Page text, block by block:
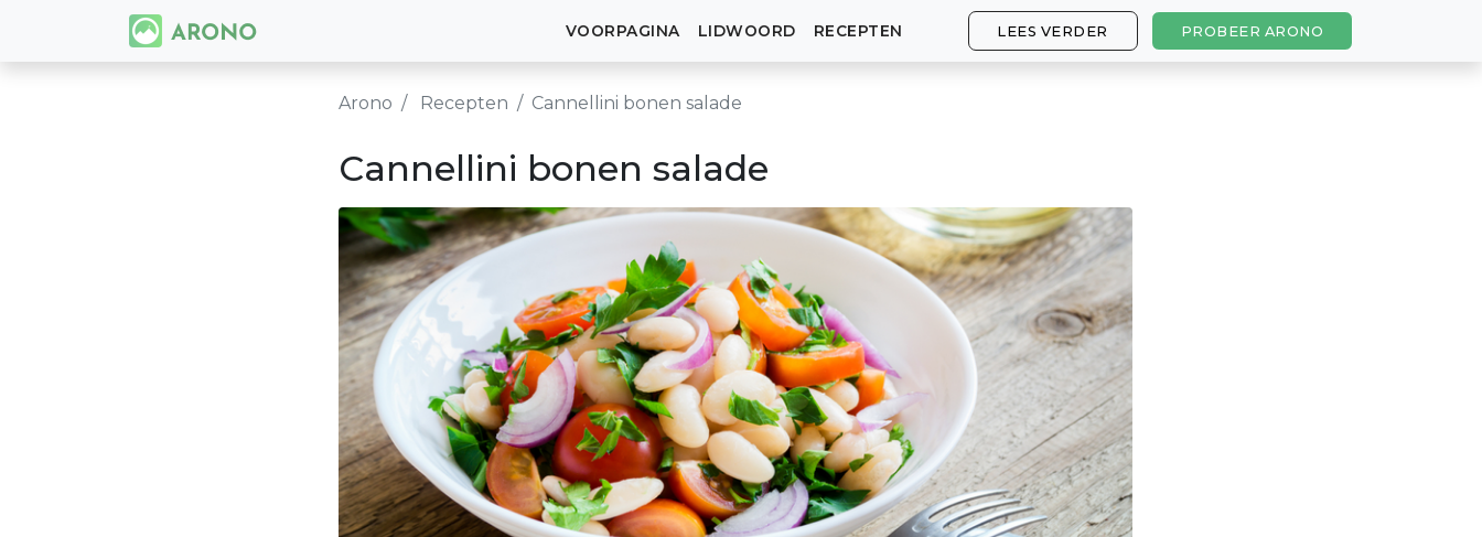
VOORPAGINA LIDWOORD RECEPTEN LEES VERDER PROBEER ARONO
Arono Recepten Cannellini bonen salade
Cannellini bonen salade